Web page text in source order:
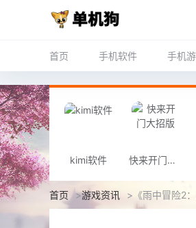
首页 手机软件 手机
kimi软件 快来开门大招版
首页 >游戏资讯 > 《雨中冒险2